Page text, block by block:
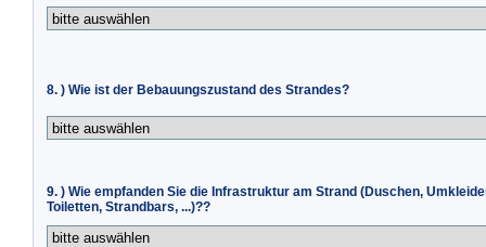
8. ) Wie ist der Bebauungszustand des Strandes?
9. ) Wie empfanden Sie die Infrastruktur am Strand (Duschen,
Toiletten, Strandbars, ...)??